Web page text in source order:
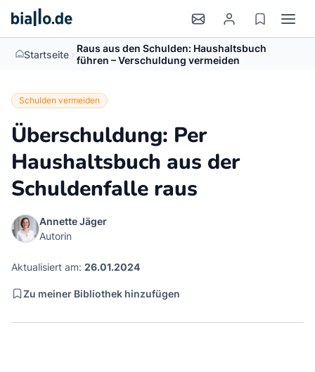
Startseite > Raus aus den Schulden: Haushaltsbuch
führen – Verschuldung vermeiden
Schulden vermeiden
Überschuldung: Per
Haushaltsbuch aus der
Schuldenfalle raus
Annette Jäger
Autorin
Aktualisiert am: 26.01.2024
Zu meiner Bibliothek hinzufügen